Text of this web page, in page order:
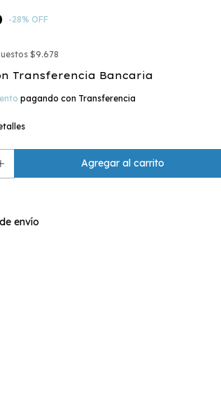
-28% OFF
$9.678
Transferencia Bancaria
pagando con Transferencia
envío